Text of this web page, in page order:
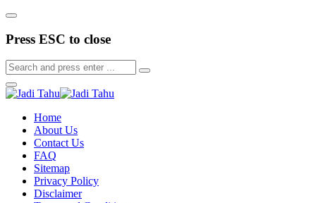
Press ESC to close
Home
About Us
Contact Us
FAQ
Sitemap
Privacy Policy
Disclaimer